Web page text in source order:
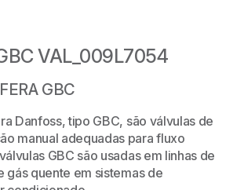
VAL_009L7054
GBC
Danfoss, tipo GBC, são válvulas de
manual adequadas para fluxo
GBC são usadas em linhas de
gás quente em sistemas de